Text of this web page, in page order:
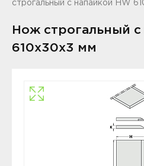
строгальный с напайкой HW
Нож строгальный
610x30x3 мм